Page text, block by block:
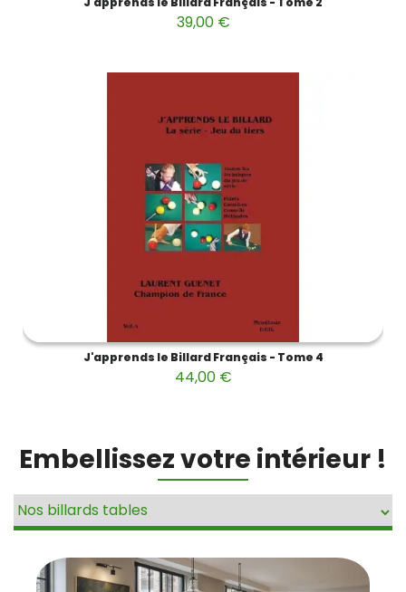
39,00 €
J'apprends le Billard Français - Tome 4
44,00 €
Embellissez votre intérieur !